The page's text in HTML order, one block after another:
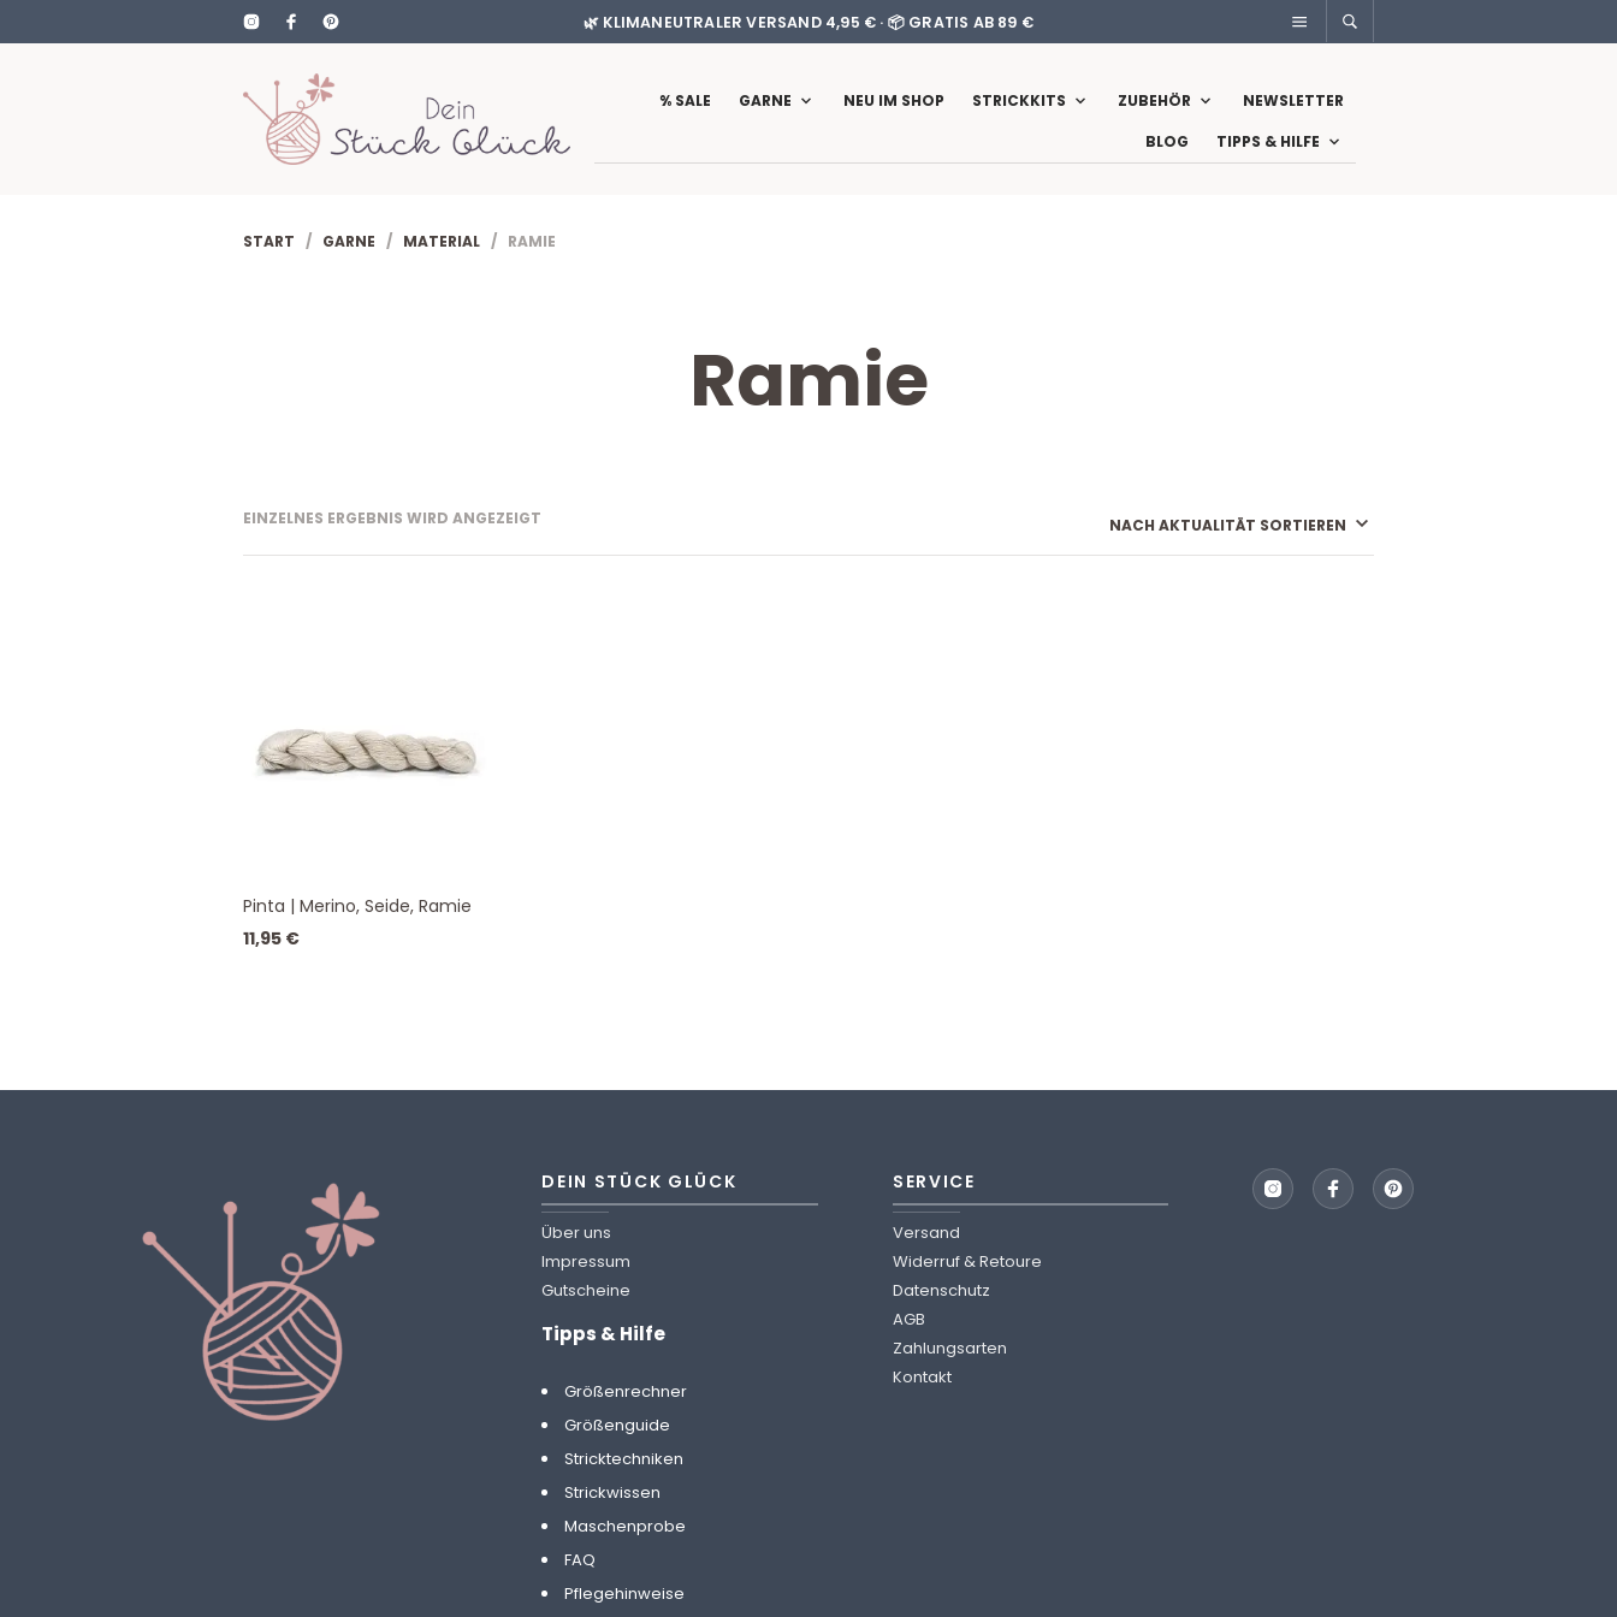
🌿 KLIMANEUTRALER VERSAND 4,95 € · 📦 GRATIS AB 89 €
% SALE GARNE NEU IM SHOP STRICKKITS ZUBEHÖR
NEWSLETTER
BLOG
TIPPS & HILFE
START / GARNE / MATERIAL / RAMIE
Ramie
EINZELNES ERGEBNIS WIRD ANGEZEIGT
Pinta | Merino, Seide, Ramie
11,95 €
DEIN STÜCK GLÜCK
Über uns
Impressum
Gutscheine
Tipps & Hilfe
Größenrechner
Größenguide
Stricktechniken
Strickwissen
Maschenprobe
FAQ
Pflegehinweise
SERVICE
Versand
Widerruf & Retoure
Datenschutz
AGB
Zahlungsarten
Kontakt